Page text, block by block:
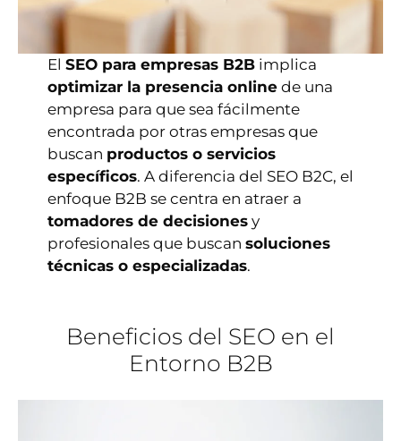
El SEO para empresas B2Bimplica
optimizar la presencia onlinede una
empresa para que sea fácilmente
encontrada por otras empresas que
buscan productos o servicios
específicos. A diferencia del SEO B2C, el
enfoque B2B se centra en atraer a
tomadores de decisionesy
profesionales que buscan soluciones
técnicas o especializadas.
Beneficios del SEO en el
Entorno B2B